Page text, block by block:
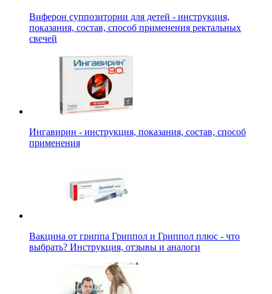
Виферон суппозитории для детей - инструкция,
показания, состав, способ применения ректальных
свечей
Ингавирин - инструкция, показания, состав, способ
применения
Вакцина от гриппа Гриппол и Гриппол плюс - что
выбрать? Инструкция, отзывы и аналоги